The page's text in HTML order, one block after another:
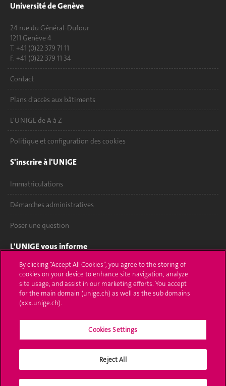
Université de Genève
24 rue du Général-Dufour
1211 Genève 4
T. +41 (0)22 379 71 11
F. +41 (0)22 379 11 34
Contact
Plans d'accès aux bâtiments
L'UNIGE de A à Z
Politique et configuration des cookies
S'inscrire à l'UNIGE
Immatriculations
Démarches administratives
Poser une question
L'UNIGE vous informe
UNIGE Mobile
Médias
Offres d'emploi
Calendrier académique
Médias sociaux UNIGE
By clicking “Accept All Cookies”, you agree to the storing of
cookies on your device to enhance site navigation, analyze
site usage, and assist in our marketing efforts. You accept
for the main domain (unige.ch) as well as the sub domains
(xxx.unige.ch).
Cookies Settings
Reject All